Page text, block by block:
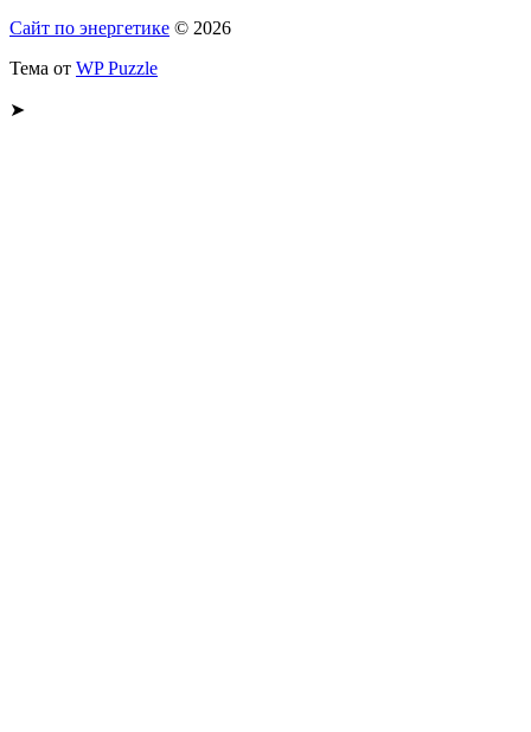
Сайт по энергетике © 2026
Тема от WP Puzzle
➤